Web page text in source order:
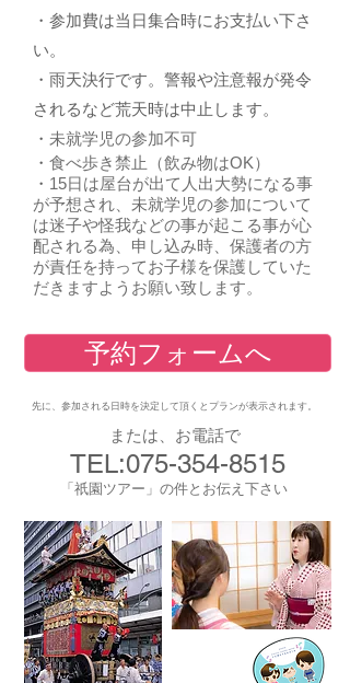
・参加費は当日集合時にお支払い下さ
い。
・ 雨天決行です。警報や注意報が発令
されるなど荒天時は中止します。
・ 未就学児の参加不可
・ 食べ歩き禁止（飲み物はOK）
・ 15日は屋台が出て人出大勢になる事
が予想され、未就学児の参加について
は迷子や怪我などの事が起こる事が心
配される為、申し込み時、保護者の方
が責任を持ってお子様を保護していた
だきますようお願い致します。
予約フォームへ
先に、参加される日時を決定して頂くとプランが表示されます。
または、お電話で
TEL:075-354-8515
「祇園ツアー」の件とお伝え下さい